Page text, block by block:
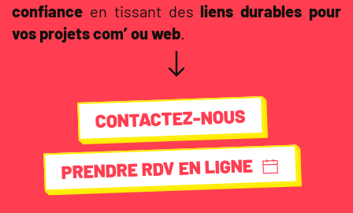
confiance en tissant desliens durables pour
vos projets com’ ou web.
CONTACTEZ-NOUS
PRENDRE RDV EN LIGNE